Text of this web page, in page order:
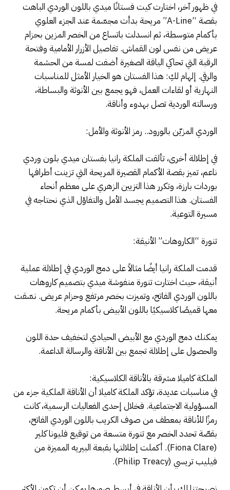
في ظهور آخر، اختارت كيت فستانًا ميدي باللون الوردي الباهت
بقصة “A-Line” مريحة بدأت مجسّمة عند الجزء العلوي
بأكمام متوسطة، ثم انسدلت باتساع من الخصر المزين بحزام
عريض من نفس لون القماش. تفاصيل الأزرار الأمامية وفتحة
الرقبة التي تحاكي الياقة الصغيرة أضفت لمسة من الحشمة
والرقي. إلهام لكِ: هذا الفستان هو الخيار الأمثل للمناسبات
النهارية أو لقاءات العمل، فهو يجمع بين الأنوثة والبساطة،
ورسالته الوردية تصل بهدوء وأناقة.
الوردي المزيّن بالورود.. رمز الأنوثة والأمل:
في إطلالة أخرى، تألقت الملكة رانيا بفستان ميدي بلون وردي
ناعم، تميز بقصة الأكمام القصيرة المريحة التي تزينت أطرافها
بوردات بارزة، وتكرر هذا التزيين الزهري على معظم أنحاء
الفستان. هذا التصميم يجسد الأمل والتفاؤل الذي نحتاجه في
مسيرة التوعية.
تنورة “الكاروهات” الأنيقة:
قدمت الملكة رانيا أيضًا مثالاً على دمج الوردي في إطلالة عملية
أنيقة، حيث اختارت تنورة منفوشة ميدي بتصميم كاروهات
باللون الوردي الفاتح، وتميزت بخصر مرتفع وحزام عريض. نسّقت
معها قميصًا كلاسيكيًا باللون الأبيض بأكمام مريحة.
يمكنك دمج الوردي مع الأبيض الحيادي لتخفيف حدة اللون
والحصول على إطلالة تجمع بين الأناقة والرسالة الداعمة.
الملكة كاميلا مشرقة بالأناقة الكلاسيكية:
في مناسبات عديدة، تؤكد الملكة كاميلا أن الأناقة الملكية جزء من
المسؤولية الاجتماعية. فخلال إحدى الفعاليات الرسمية، كانت
رمزًا للأناقة بمعطف من صوف الكريب باللون الوردي الفاتح،
بقصّة تحدد الخصر مع تنورة متسعة من توقيع فليونا كلير
(Fiona Clare). أكملت إطلالتها بقبعة البيريه المميزة من
فيليب تريسي (Philip Treacy).